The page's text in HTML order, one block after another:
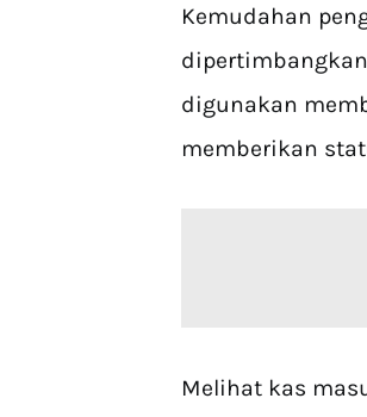
Kemudahan
digunakan
memberikan
Melihat kas